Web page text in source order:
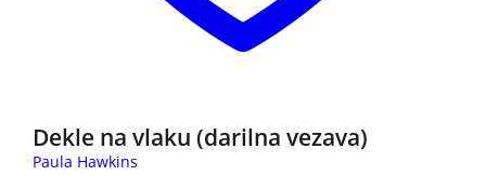
Dekle na vlaku (darilna vezava)
Paula Hawkins